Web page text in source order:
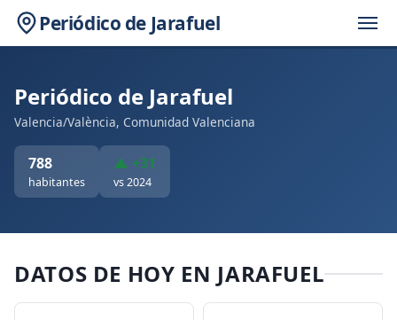
Periódico de Jarafuel
Periódico de Jarafuel
Valencia/València, Comunidad Valenciana
788
habitantes
▲ +31
vs 2024
DATOS DE HOY EN JARAFUEL